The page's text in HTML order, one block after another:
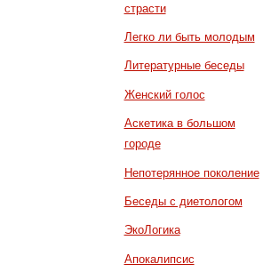
страсти
Легко ли быть молодым
Литературные беседы
Женский голос
Аскетика в большом
городе
Непотерянное поколение
Беседы с диетологом
ЭкоЛогика
Апокалипсис